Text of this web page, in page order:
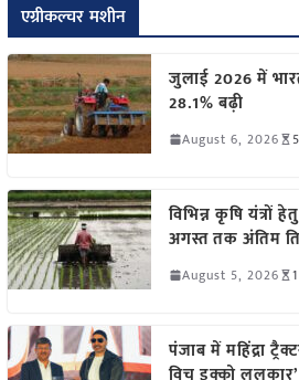
एग्रीकल्चर मशीन
जुलाई 2026 में
28.1% बढ़ी
August 6, 2026
विभिन्न कृषि
अगस्त तक अंतिम
August 5, 2026
पंजाब में महिंद्रा